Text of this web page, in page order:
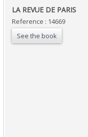
‎LA REVUE DE PARIS ‎
Reference : 14669
See the book